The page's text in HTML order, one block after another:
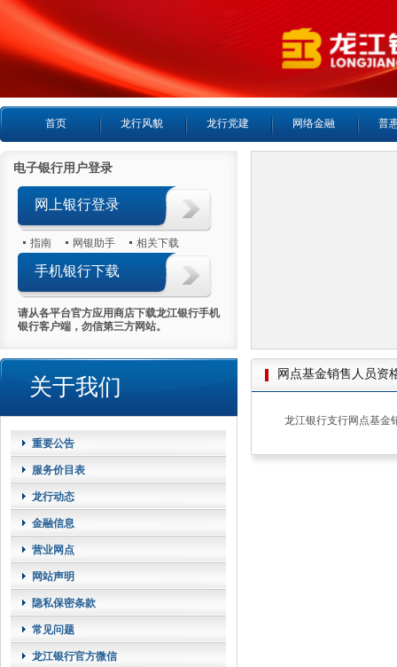
首页 龙行风貌 龙行党建 网络金融 普
电子银行用户登录
网上银行登录
指南 网银助手 相关下载
手机银行下载
请从各平台官方应用商店下载龙江银行手机
银行客户端，勿信第三方网站。
关于我们
重要公告
服务价目表
龙行动态
金融信息
营业网点
网站声明
隐私保密条款
常见问题
龙江银行官方微信
网点基金销售人员资
龙江银行支行网点基金